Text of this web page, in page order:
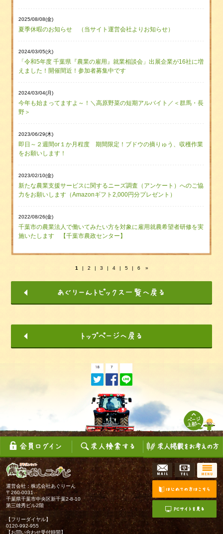
2025/08/08(金)
夏季休暇のお知らせ （当サイト運営会社よりお知らせ）
2024/03/05(火)
「令和5年度 千葉県『農業の雇用』就業相談会」出展企業が16社に増
えました！開催間近！参加者募集中です
2024/03/04(月)
今年も始まってますよ～！＼高原野菜の短期アルバイト／＜群馬・長
野＞
2023/06/29(木)
即日～２週間or１か月程度 期間限定！ブドウの摘りゅう、収穫作業
をお願いします！
2023/02/10(金)
新たな農業支援サービスに関するニーズ調査（アンケート）へのご協
力をお願いします（Amazonギフト2,000円分プレゼント）
2022/08/26(金)
千葉市の農業法人で働いてみたい方を対象に雇用就農希望者研修を実
施いたします 【千葉市農政センター】
1 | 2 | 3 | 4| 5| 6 »
運営会社：株式会社あぐりーん
〒260-0031
千葉県千葉市中央区新千葉2-8-10
第三雄秀ビル2階
【フリーダイヤル】
0120-992-955
【お問い合わせ受付時間】